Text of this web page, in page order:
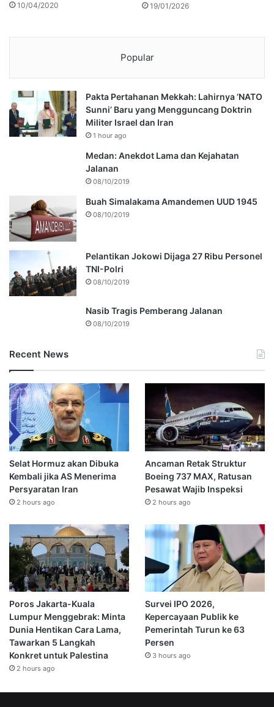
10/04/2020 19/01/2026
Popular
Pakta Pertahanan Mekkah: Lahirnya ‘NATO
Sunni’ Baru yang Mengguncang Doktrin
Militer Israel dan Iran
1 hour ago
Medan: Anekdot Lama dan Kejahatan
Jalanan
08/10/2019
Buah Simalakama Amandemen UUD 1945
08/10/2019
Pelantikan Jokowi Dijaga 27 Ribu Personel
TNI-Polri
08/10/2019
Nasib Tragis Pemberang Jalanan
08/10/2019
Recent News
Selat Hormuz akan Dibuka
Kembali jika AS Menerima
Persyaratan Iran
2 hours ago
Ancaman Retak Struktur
Boeing 737 MAX, Ratusan
Pesawat Wajib Inspeksi
2 hours ago
Poros Jakarta-Kuala
Lumpur Menggebrak: Minta
Dunia Hentikan Cara Lama,
Tawarkan 5 Langkah
Konkret untuk Palestina
2 hours ago
Survei IPO 2026,
Kepercayaan Publik ke
Pemerintah Turun ke 63
Persen
3 hours ago